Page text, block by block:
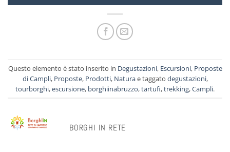
Questo elemento è stato inserito in Degustazioni, Escursioni, Proposte
di Campli, Proposte, Prodotti, Naturae taggato degustazioni,
tourborghi,escursione, borghiinabruzzo,tartufi,trekking,Campli.
BORGHI IN RETE